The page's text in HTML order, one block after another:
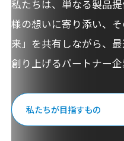
私たちは、単なる製品提
様の想いに寄り添い、
来」を共有しながら、
創り上げるパートナー企
私たちが目指すもの